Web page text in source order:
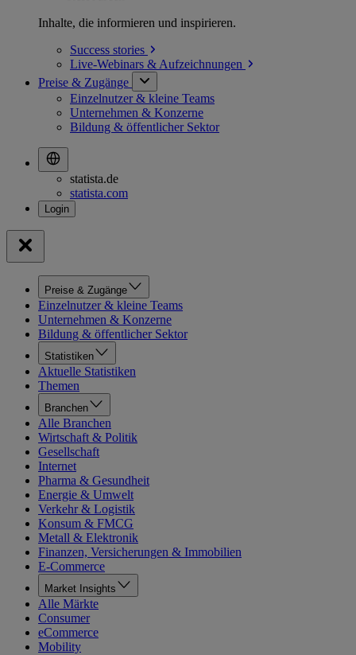
Inhalte, die informieren und inspirieren.
Success stories
Live-Webinars & Aufzeichnungen
Preise & Zugänge
Einzelnutzer & kleine Teams
Unternehmen & Konzerne
Bildung & öffentlicher Sektor
statista.de
statista.com
Preise & Zugänge
Einzelnutzer & kleine Teams
Unternehmen & Konzerne
Bildung & öffentlicher Sektor
Statistiken
Aktuelle Statistiken
Themen
Branchen
Alle Branchen
Wirtschaft & Politik
Gesellschaft
Internet
Pharma & Gesundheit
Energie & Umwelt
Verkehr & Logistik
Konsum & FMCG
Metall & Elektronik
Finanzen, Versicherungen & Immobilien
E-Commerce
Market Insights
Alle Märkte
Consumer
eCommerce
Mobility